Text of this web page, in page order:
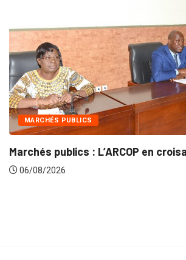
PUBLICS
publics : L’ARCOP en croisade pour